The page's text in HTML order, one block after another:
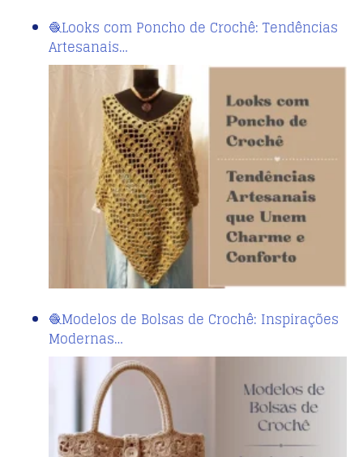
🧶Looks com Poncho de Crochê: Tendências
Artesanais…
🧶Modelos de Bolsas de Crochê: Inspirações
Modernas…